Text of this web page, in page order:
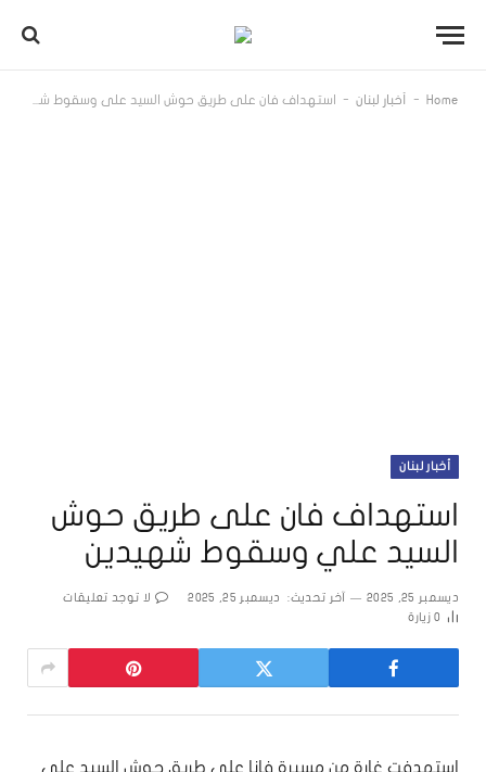
Home
- أخبار لبنان - استهداف فان على طريق حوش السيد علي وسقوط شهيدين
أخبار لبنان
استهداف فان على طريق حوش
السيد علي وسقوط شهيدين
ديسمبر 25, 2025 آخر تحديث: ديسمبر 25, 2025
لا توجد تعليقات
0 زيارة
استهدفت غارة من مسيرة فانا على طريق حوش السيد علي